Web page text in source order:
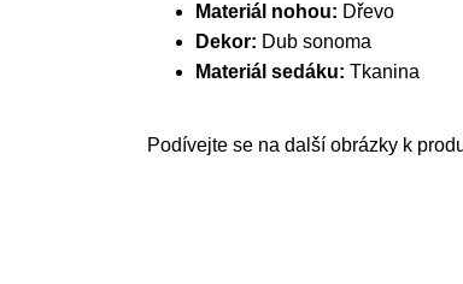
Materiál nohou: Dřevo
Dekor: Dub sonoma
Materiál sedáku: Tkanina
Podívejte se na další obrázky k